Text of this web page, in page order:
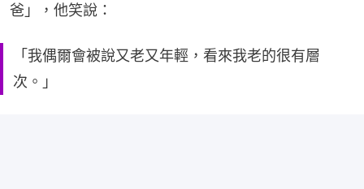
爸」，他笑說：
「我偶爾會被說又老又年輕，看來我老的很有層
次。」